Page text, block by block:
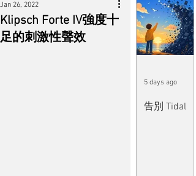
Klipsch Forte IV強度十
足的刺激性聲效
Jan 26, 2022
告別 Tidal
5 days ago